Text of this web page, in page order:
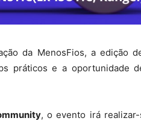
da MenosFios, a edição
práticos e a oportunidade
, o evento irá